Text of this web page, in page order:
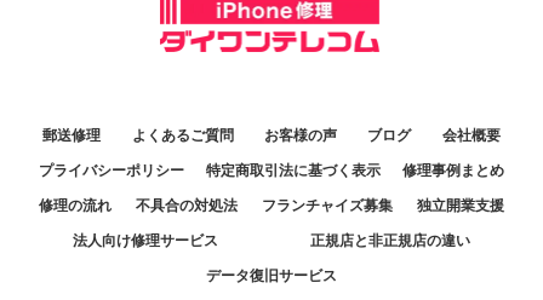
郵送修理 よくあるご質問 お客様の声 ブログ 会社概要
プライバシーポリシー 特定商取引法に基づく表示 修理事例まとめ
修理の流れ 不具合の対処法 フランチャイズ募集 独立開業支援
法人向け修理サービス 正規店と非正規店の違い
データ復旧サービス